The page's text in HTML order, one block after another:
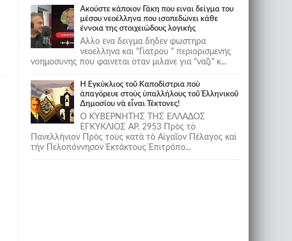
Ακούστε κάποιον Γάκη που ειναι δείγμα του
μέσου νεοέλληνα που ισοπεδώνει κάθε
έννοια της στοιχειώδους λογικής
Αλλο ενα δειγμα δηδεν φωστηρα
νεοελληνα και "Γιατρου " περιορισμενης
νοημοσυνης που φαινεται οταν μιλανε για "ναζι" κ...
Ἡ Ἐγκύκλιος τοῦ Καποδίστρια ποὺ
ἀπαγόρευε στοὺς ὑπαλλήλους τοῦ Ἑλληνικοῦ
Δημοσίου νὰ εἶναι Τέκτονες!
Ο ΚΥΒΕΡΝΗΤΗΣ ΤΗΣ ΕΛΛΑΔΟΣ
ΕΓΚΥΚΛΙΟΣ ΑΡ. 2953 Πρὸς τὸ
Πανελλήνιον Πρὸς τοὺς κατὰ τὸ Αἰγαῖον Πέλαγος καὶ
τὴν Πελοπόννησον Ἐκτάκτους Ἐπιτρόπο...